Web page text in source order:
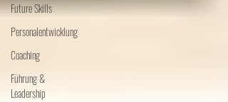
Future Skills
Personalentwicklung
Coaching
Führung &
Leadership